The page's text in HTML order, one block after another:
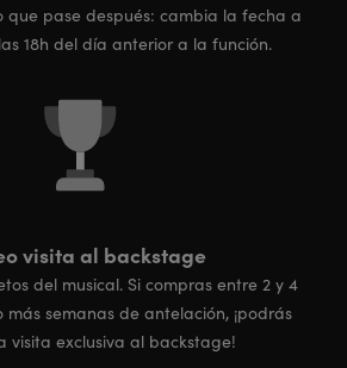
que pase después: cambia la fecha a
18h del día anterior a la función.
visita al backstage
del musical. Si compras entre 2 y 4
semanas de antelación, ¡podrás
visita exclusiva al backstage!